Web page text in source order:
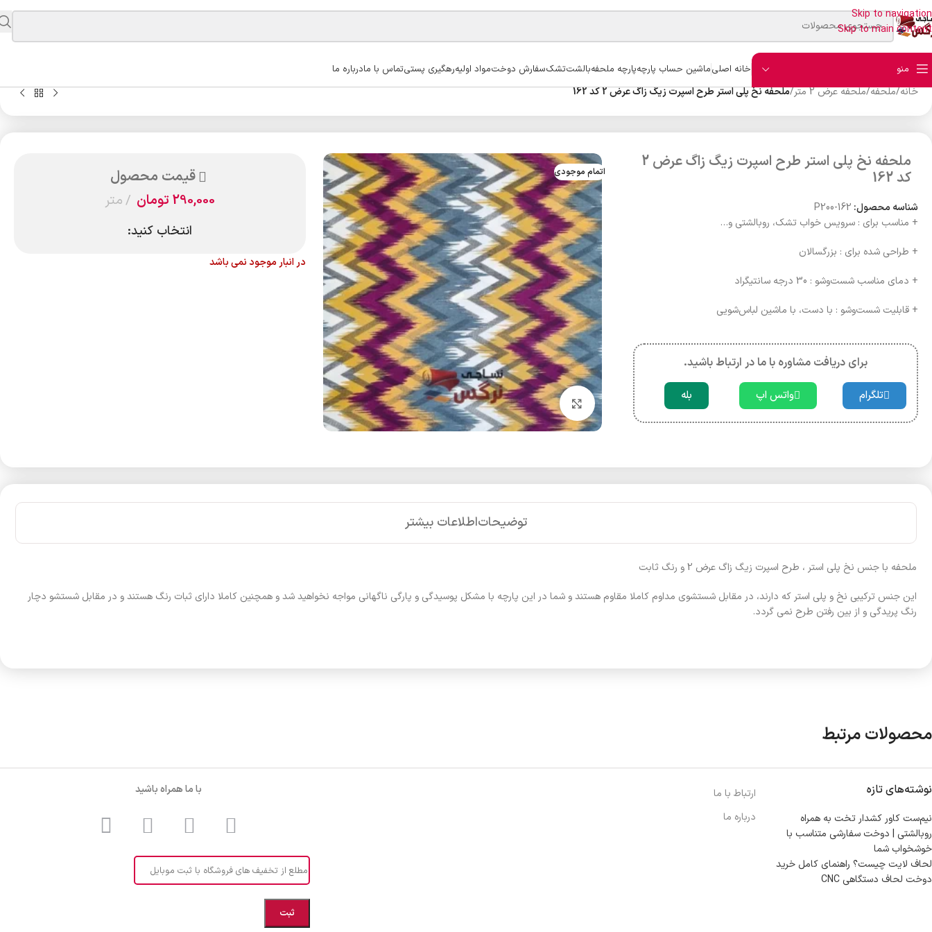
Skip to navigation
Skip to main content
منو خانه اصلیماشین حساب پارچهپارچه ملحفهبالشتتشکسفارش دوختمواد اولیهرهگیری پستیتماس با مادرباره ما
خانه/ملحفه/ملحفه عرض 2 متر /ملحفه نخ پلی استر طرح اسپرت زیگ زاگ عرض 2 کد 162
ملحفه نخ پلی استر طرح اسپرت زیگ زاگ عرض 2
کد 162
شناسه محصول: P200-162
+ مناسب برای : سرویس خواب تشک، روبالشتی و…
+ طراحی شده برای : بزرگسالان
+ دمای مناسب شست‌وشو : 30 درجه سانتیگراد
+ قابلیت شست‌وشو : با دست، با ماشین لباس‌شویی
برای دریافت مشاوره با ما در ارتباط باشید.
تلگرام واتس اپ بله
اتمام موجودی
بزرگنمایی تصویر
قیمت محصول
290,000تومان متر
انتخاب کنید:
در انبار موجود نمی باشد
توضیحاتاطلاعات بیشتر
ملحفه با جنس نخ پلی استر ، طرح اسپرت زیگ زاگ عرض 2 و رنگ ثابت
این جنس ترکیبی نخ و پلی استر که دارند، در مقابل شستشوی مداوم کاملا مقاوم هستند و شما در این پارچه با مشکل پوسیدگی و پارگی ناگهانی مواجه نخواهید شد و همچنین کاملا دارای ثبات رنگ هستند و در مقابل شستشو دچار
رنگ پریدگی و از بین رفتن طرح نمی گردد.
محصولات مرتبط
نوشته‌های تازه
نیم‌ست کاور کشدار تخت به همراه
روبالشتی | دوخت سفارشی متناسب با
خوشخواب شما
لحاف لایت چیست؟ راهنمای کامل خرید
دوخت لحاف دستگاهی CNC
ارتباط با ما
درباره ما
با ما همراه باشید
مطلع از تخفیف های فروشگاه با ثبت موبایل